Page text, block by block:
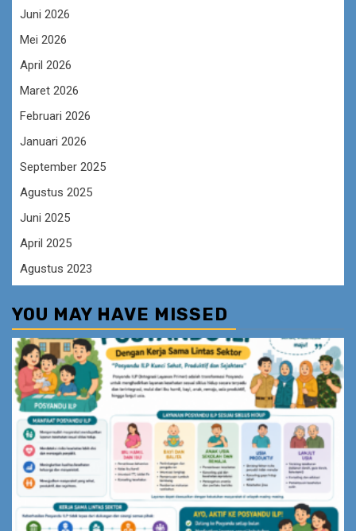
Juni 2026
Mei 2026
April 2026
Maret 2026
Februari 2026
Januari 2026
September 2025
Agustus 2025
Juni 2025
April 2025
Agustus 2023
YOU MAY HAVE MISSED